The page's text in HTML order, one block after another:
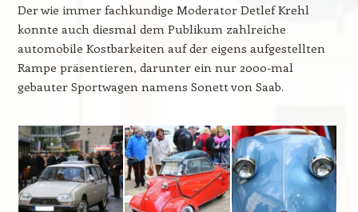
Der wie immer fachkundige Moderator Detlef Krehl
konnte auch diesmal dem Publikum zahlreiche
automobile Kostbarkeiten auf der eigens aufgestellten
Rampe präsentieren, darunter ein nur 2000-mal
gebauter Sportwagen namens Sonett von Saab.